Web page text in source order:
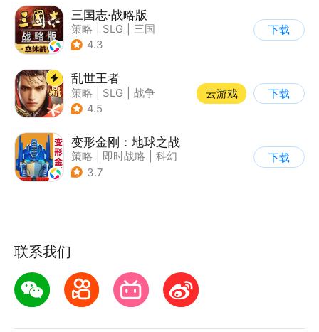
三国志·战略版
策略 SLG
三国
| 三国志
4.3
下载
乱世王者
策略 SLG
战争
| 中国风
4.5
云游戏 下载
变形金刚：地球之战
策略 即时战略
科幻
| 变形金刚
3.7
下载
联系我们